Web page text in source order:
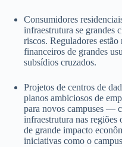
Consumidores
infraestrutura se grandes
riscos. Reguladores
financeiros de grandes
subsídios cruzados.
Projetos de centros de
planos ambiciosos de
para novos campuses —
infraestrutura nas regiões
de grande impacto
iniciativas como o